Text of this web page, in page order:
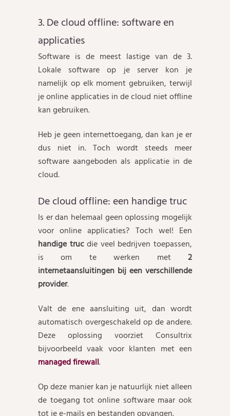
3. De cloud offline: software en
applicaties
Software is de meest lastige van de 3.
Lokale software op je server kon je
namelijk op elk moment gebruiken, terwijl
je online applicaties in de cloud niet offline
kan gebruiken.
Heb je geen internettoegang, dan kan je er
dus niet in. Toch wordt steeds meer
software aangeboden als applicatie in de
cloud.
De cloud offline: een handige truc
Is er dan helemaal geen oplossing mogelijk
voor online applicaties? Toch wel! Een
handige trucdie veel bedrijven toepassen,
is om te werken met 2
internetaansluitingen bij een verschillende
provider.
Valt de ene aansluiting uit, dan wordt
automatisch overgeschakeld op de andere.
Deze oplossing voorziet Consultrix
bijvoorbeeld vaak voor klanten met een
managed firewall.
Op deze manier kan je natuurlijk niet alleen
de toegang tot online software maar ook